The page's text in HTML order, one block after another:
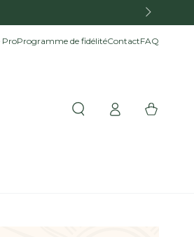
ProProgramme de fidélitéContactFAQ
ConnexionPanier